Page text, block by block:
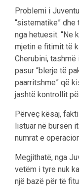
Problemi i
“sistematike”
nga hetuesit. “Ne
mjetin e fitimit të
Cherubini,
pasur “blerje të
paarritshme” që
jashtë kontrollit
Përveç kësaj,
listuar në bursën
numrat e
Megjithatë, nga
vetëm i tyre nuk
një bazë për të